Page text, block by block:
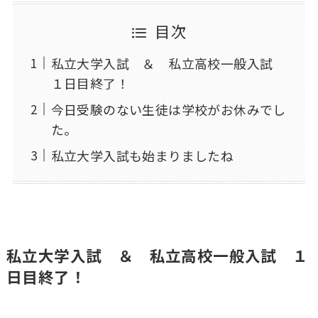
目次
私立大学入試 ＆ 私立高校一般入試
１日目終了！
今日受験のない生徒は学校がお休みでし
た。
私立大学入試も始まりましたね
私立大学入試 ＆ 私立高校一般入試 １
日目終了！